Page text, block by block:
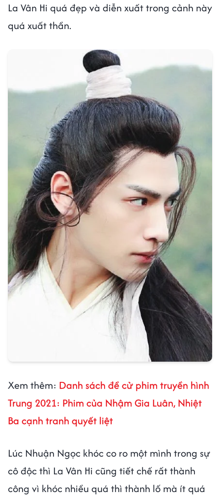
La Vân Hi quá đẹp và diễn xuất trong cảnh này
quá xuất thần.
Xem thêm: Danh sách đề cử phim truyền hình
Trung 2021: Phim của Nhậm Gia Luân, Nhiệt
Ba cạnh tranh quyết liệt
Lúc Nhuận Ngọc khóc co ro một mình trong sự
cô độc thì La Vân Hi cũng tiết chế rất thành
công vì khóc nhiều quá thì thành lố mà ít quá